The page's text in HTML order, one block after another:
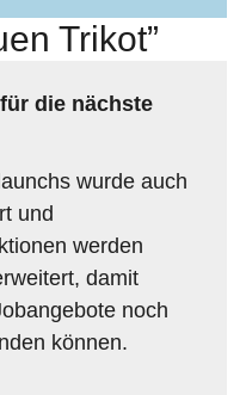
Trikot”
die nächste
wurde auch
und
werden
damit
noch
können.